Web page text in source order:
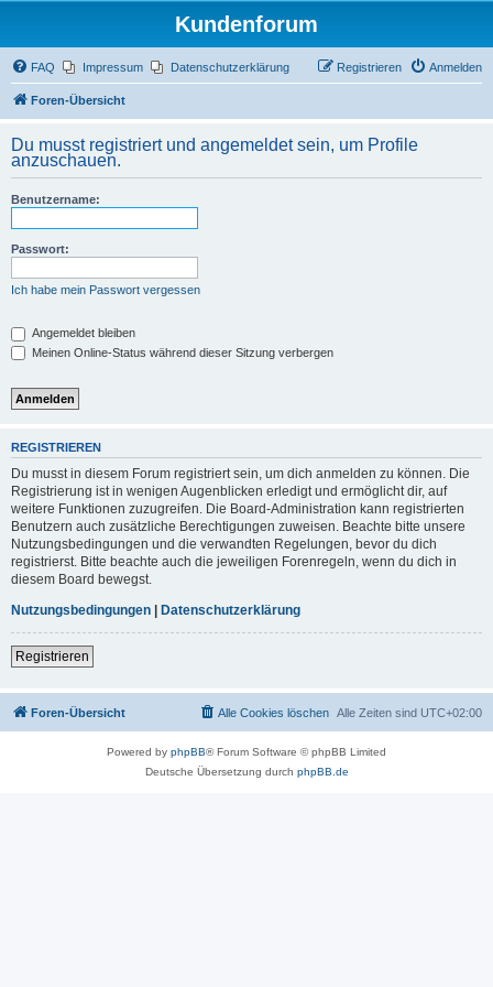
Kundenforum
FAQ Impressum Datenschutzerklärung Anmelden
Registrieren
Foren-Übersicht
Du musst registriert und angemeldet sein, um Profile
anzuschauen.
Benutzername:
Passwort:
Ich habe mein Passwort vergessen
Angemeldet bleiben
Meinen Online-Status während dieser Sitzung verbergen
REGISTRIEREN
Du musst in diesem Forum registriert sein, um dich anmelden zu können. Die
Registrierung ist in wenigen Augenblicken erledigt und ermöglicht dir, auf
weitere Funktionen zuzugreifen. Die Board-Administration kann registrierten
Benutzern auch zusätzliche Berechtigungen zuweisen. Beachte bitte unsere
Nutzungsbedingungen und die verwandten Regelungen, bevor du dich
registrierst. Bitte beachte auch die jeweiligen Forenregeln, wenn du dich in
diesem Board bewegst.
Nutzungsbedingungen | Datenschutzerklärung
Registrieren
Foren-Übersicht Alle Zeiten sind UTC+02:00
Alle Cookies löschen
Powered by phpBB® Forum Software © phpBB Limited
Deutsche Übersetzung durch phpBB.de